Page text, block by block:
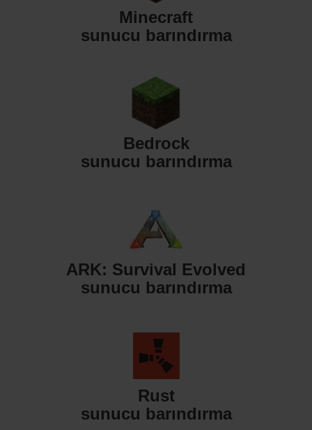
Minecraft
sunucu barındırma
Bedrock
sunucu barındırma
ARK: Survival Evolved
sunucu barındırma
Rust
sunucu barındırma